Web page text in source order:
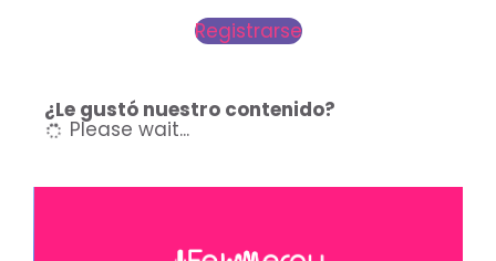
Registrarse
¿Le gustó nuestro contenido?
Please wait...